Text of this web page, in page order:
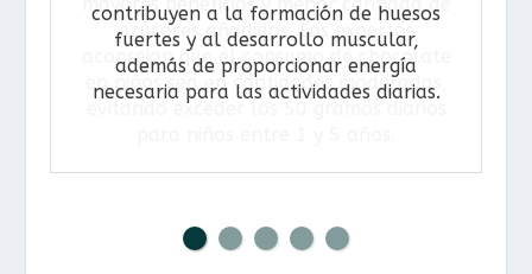
contribuyen a la formación de huesos
fuertes y al desarrollo muscular,
además de proporcionar energía
necesaria para las actividades diarias.